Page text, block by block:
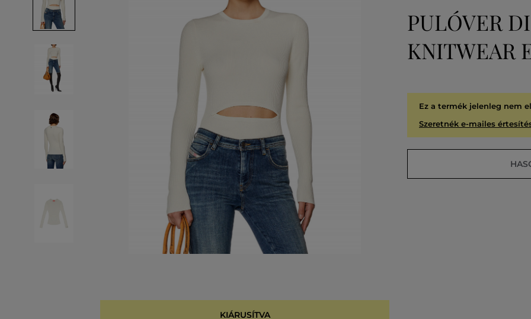
KIÁRUSÍTVA
PULÓVER
KNITWEAR
Ez a termék jelenleg nem
Szeretnék e-mailes